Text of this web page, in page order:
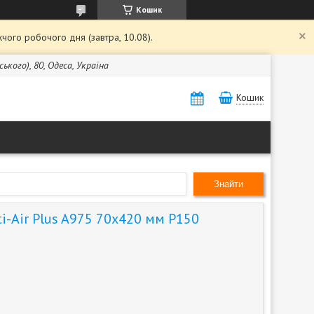
Кошик
робочого дня (завтра, 10.08).
80, Одеса, Україна
Кошик
Знайти
Air Plus A975 70х420 мм P150